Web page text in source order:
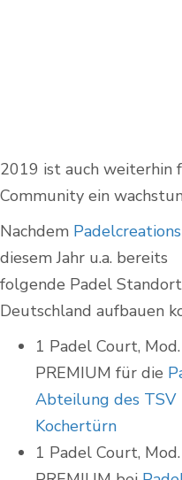
2019 ist auch weiterhin
Community ein
Nachdem Padelcreations
diesem Jahr u.a. bereits
folgende Padel
Deutschland aufbauen
1 Padel Court, Mod.
PREMIUM für die
Abteilung des TSV
Kochertürn
1 Padel Court, Mod.